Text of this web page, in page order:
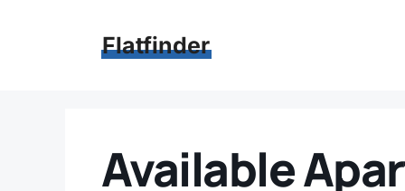
Flatfinder
Available